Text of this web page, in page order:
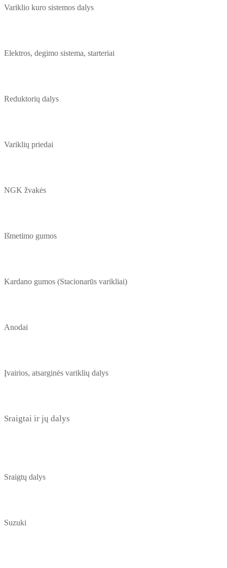
Variklio kuro sistemos dalys
Elektros, degimo sistema, starteriai
Reduktorių dalys
Variklių priedai
NGK žvakės
Išmetimo gumos
Kardano gumos (Stacionarūs varikliai)
Anodai
Įvairios, atsarginės variklių dalys
Sraigtai ir jų dalys
Sraigtų dalys
Suzuki